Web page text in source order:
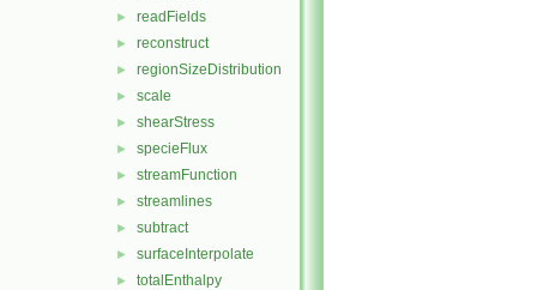
► readFields
► reconstruct
► regionSizeDistribution
► scale
► shearStress
► specieFlux
► streamFunction
► streamlines
► subtract
► surfaceInterpolate
► totalEnthalpy